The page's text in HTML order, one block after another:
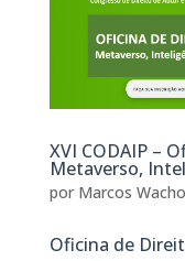
XVI CODAIP –
Metaverso,
por Marcos
Oficina de